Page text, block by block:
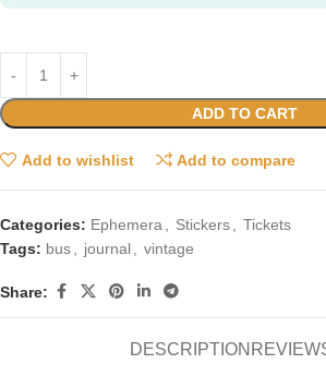
ADD TO CART
Add to wishlist Add to compare
Categories: Ephemera Stickers
Tickets
Tags: bus journal vintage
Share:
DESCRIPTION